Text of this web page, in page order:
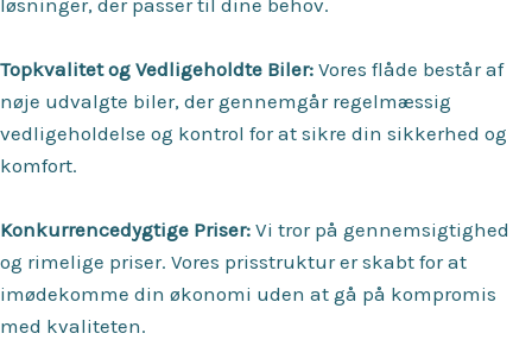
løsninger, der passer til dine behov.
Topkvalitet og Vedligeholdte Biler: Vores flåde består af
nøje udvalgte biler, der gennemgår regelmæssig
vedligeholdelse og kontrol for at sikre din sikkerhed og
komfort.
Konkurrencedygtige Priser: Vi tror på gennemsigtighed
og rimelige priser. Vores prisstruktur er skabt for at
imødekomme din økonomi uden at gå på kompromis
med kvaliteten.